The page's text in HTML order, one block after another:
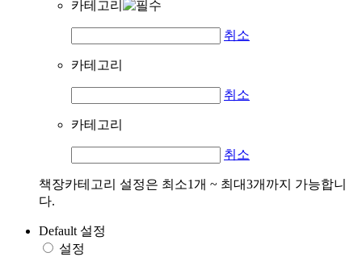
카테고리
취소
카테고리
취소
카테고리
취소
책장카테고리 설정은 최소1개 ~ 최대3개까지 가능합니
다.
Default 설정
설정